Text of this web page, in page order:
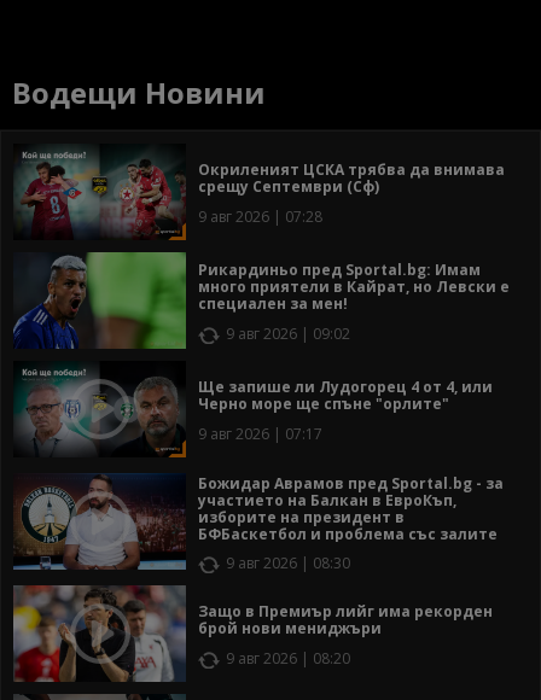
Водещи Новини
Окриленият ЦСКА трябва да внимава
срещу Септември (Сф)
9 авг 2026 | 07:28
Рикардиньо пред Sportal.bg: Имам
много приятели в Кайрат, но Левски е
специален за мен!
9 авг 2026 | 09:02
Ще запише ли Лудогорец 4 от 4, или
Черно море ще спъне "орлите"
9 авг 2026 | 07:17
Божидар Аврамов пред Sportal.bg - за
участието на Балкан в ЕвроКъп,
изборите на президент в
БФБаскетбол и проблема със залите
9 авг 2026 | 08:30
Защо в Премиър лийг има рекорден
брой нови мениджъри
9 авг 2026 | 08:20